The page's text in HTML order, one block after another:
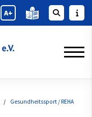
A+
Gesundheitssport / REHA